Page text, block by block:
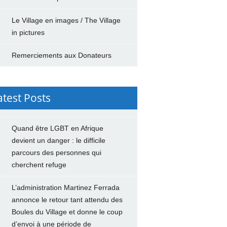
Le Village en images / The Village
in pictures
Remerciements aux Donateurs
Posts
Quand être LGBT en Afrique
devient un danger : le difficile
parcours des personnes qui
cherchent refuge
L’administration Martinez Ferrada
annonce le retour tant attendu des
Boules du Village et donne le coup
d’envoi à une période de